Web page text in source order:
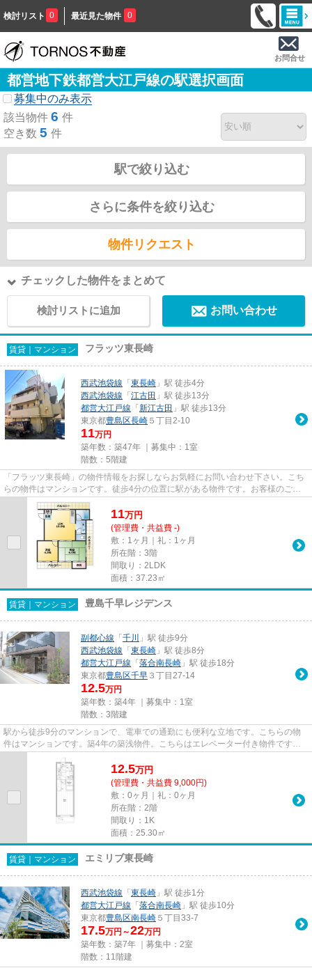
検討リスト 0 最近見た物件 0
お問合せ
都営地下鉄都営大江戸線の駅選択画面
募集中のみ表示
該当物件 6 件
空き数 5 件
駅で絞り込む
さらに条件を絞り込む
物件リクエスト
チェックした物件をまとめて
検討リストに追加 お問い合わせ
賃貸｜マンション フラッツ東長崎
西武池袋線 「 東長崎 」駅 徒歩4分
西武池袋線 「 江古田 」駅 徒歩13分
都営大江戸線 「 新江古田 」駅 徒歩13分
東京都豊島区長崎 ５丁目2-10
11万円
築年数：築47年 ｜募集中： 1室
階数：5階建
「フラッツ東長崎」の物件情報をお探しならお気軽にお問い合わせ下さい。こち
らの物件はマンションです。徒歩4分の位置に駅がある物件です。お客様のご希
望の物件をご提供できるよう、...
11万円
(管理費・共益費 -)
敷：1ヶ月｜礼：1ヶ月
所在階：3階
間取り：2LDK
面積：37.23㎡
賃貸｜マンション 豊島千早レジデンス
副都心線 「 千川
」駅 徒歩9分
西武池袋線 「 東長崎 」駅 徒歩8分
都営大江戸線 「 落合南長崎 」駅 徒歩18分
東京都豊島区千早 ３丁目27-14
12.5万円
築年数：築4年 ｜募集中： 1室
階数：3階建
駅から徒歩9分のマンションで、電車での通勤にも便利な立地です。こちらの物
件はマンションです。築4年の築浅物件。こちらはエレベーター付き物件です。
住まいを求める上で、交通アク...
12.5万円
(管理費・共益費 9,000円)
敷：0ヶ月｜礼：0ヶ月
所在階：2階
間取り：1K
面積：25.30㎡
賃貸｜マンション エミリブ東長崎
西武池袋線 「 東長崎 」駅 徒歩1分
都営大江戸線 「 落合南長崎 」駅 徒歩10分
東京都豊島区南長崎 ５丁目33-7
17.5万円～22万円
築年数：築7年 ｜募集中： 2室
階数：11階建